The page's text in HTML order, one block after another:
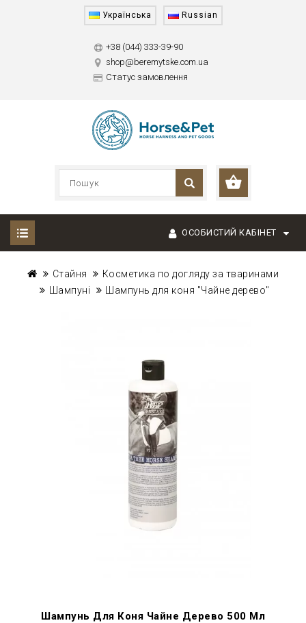
Українська Russian
+38 (044) 333-39-90
shop@beremytske.com.ua
Статус замовлення
ОСОБИСТИЙ КАБІНЕТ
Стайня
Косметика по догляду за тваринами
Шампуні
Шампунь для коня "Чайне дерево"
Шампунь Для Коня Чайне Дерево 500 Мл